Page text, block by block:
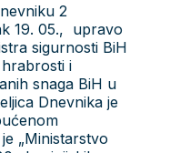
2
19. 05., upravo
sigurnosti BiH
i
snaga BiH u
Dnevnika je
„Ministarstvo